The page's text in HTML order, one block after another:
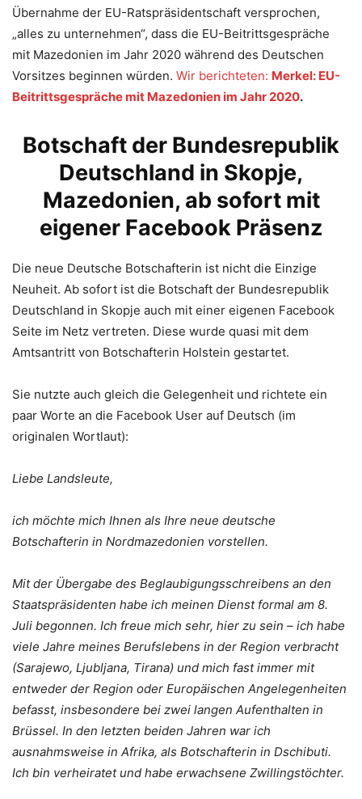
Übernahme der EU-Ratspräsidentschaft versprochen,
„alles zu unternehmen“, dass die EU-Beitrittsgespräche
mit Mazedonien im Jahr 2020 während des Deutschen
Vorsitzes beginnen würden. Wir berichteten: Merkel: EU-
Beitrittsgespräche mit Mazedonien im Jahr 2020.
Botschaft der Bundesrepublik
Deutschland in Skopje,
Mazedonien, ab sofort mit
eigener Facebook Präsenz
Die neue Deutsche Botschafterin ist nicht die Einzige
Neuheit. Ab sofort ist die Botschaft der Bundesrepublik
Deutschland in Skopje auch mit einer eigenen Facebook
Seite im Netz vertreten. Diese wurde quasi mit dem
Amtsantritt von Botschafterin Holstein gestartet.
Sie nutzte auch gleich die Gelegenheit und richtete ein
paar Worte an die Facebook User auf Deutsch (im
originalen Wortlaut):
Liebe Landsleute,
ich möchte mich Ihnen als Ihre neue deutsche
Botschafterin in Nordmazedonien vorstellen.
Mit der Übergabe des Beglaubigungsschreibens an den
Staatspräsidenten habe ich meinen Dienst formal am 8.
Juli begonnen. Ich freue mich sehr, hier zu sein – ich habe
viele Jahre meines Berufslebens in der Region verbracht
(Sarajewo, Ljubljana, Tirana) und mich fast immer mit
entweder der Region oder Europäischen Angelegenheiten
befasst, insbesondere bei zwei langen Aufenthalten in
Brüssel. In den letzten beiden Jahren war ich
ausnahmsweise in Afrika, als Botschafterin in Dschibuti.
Ich bin verheiratet und habe erwachsene Zwillingstöchter.